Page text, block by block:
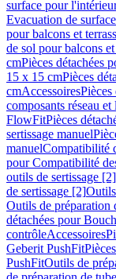
surface pour
Evacuation de
pour balcons et
de sol pour balcons
cmPièces détachées
15 x 15 cmPièces
cmAccessoiresPièces
composants réseau
FlowFitPièces
sertissage manuel
manuelCompatibilité
pour Compatibilité
outils de sertissage [2]
de sertissage [2]
Outils de préparation
détachées pour
contrôleAccessoires
Geberit PushFit
PushFitOutils de